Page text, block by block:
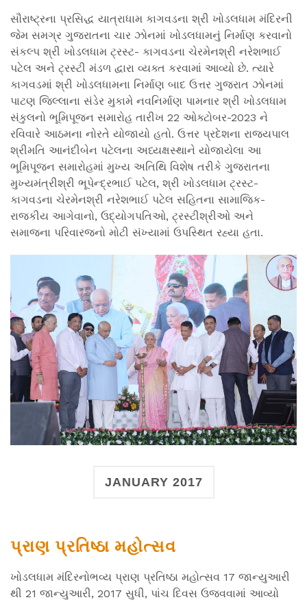
સૌરાષ્ટ્રના પ્રસિદ્ધ યાત્રાધામ કાગવડના શ્રી ખોડલધામ મંદિરની
જેમ સમગ્ર ગુજરાતના ચાર ઝોનમાં ખોડલધામનું નિર્માણ કરવાનો
સંકલ્પ શ્રી ખોડલધામ ટ્રસ્ટ- કાગવડના ચેરમેનશ્રી નરેશભાઈ
પટેલ અને ટ્રસ્ટી મંડળ દ્વારા વ્યક્ત કરવામાં આવ્યો છે. ત્યારે
કાગવડમાં શ્રી ખોડલધામના નિર્માણ બાદ ઉત્તર ગુજરાત ઝોનમાં
પાટણ જિલ્લાના સંડેર મુકામે નવનિર્માણ પામનાર શ્રી ખોડલધામ
સંકુલનો ભૂમિપૂજન સમારોહ તારીખ 22 ઓક્ટોબર-2023 ને
રવિવારે આઠમના નોરતે યોજાયો હતો. ઉત્તર પ્રદેશના રાજ્યપાલ
શ્રીમતિ આનંદીબેન પટેલના અધ્યક્ષસ્થાને યોજાયેલા આ
ભૂમિપૂજન સમારોહમાં મુખ્ય અતિથિ વિશેષ તરીકે ગુજરાતના
મુખ્યમંત્રીશ્રી ભૂપેન્દ્રભાઈ પટેલ, શ્રી ખોડલધામ ટ્રસ્ટ-
કાગવડના ચેરમેનશ્રી નરેશભાઈ પટેલ સહિતના સામાજિક-
રાજકીય આગેવાનો, ઉદ્યોગપતિઓ, ટ્રસ્ટીશ્રીઓ અને
સમાજના પરિવારજનો મોટી સંખ્યામાં ઉપસ્થિત રહ્યા હતા.
JANUARY 2017
પ્રાણ પ્રતિષ્ઠા મહોત્સવ
ખોડલધામ મંદિરનોભવ્ય પ્રાણ પ્રતિષ્ઠા મહોત્સવ 17 જાન્યુઆરી
થી 21 જાન્યુઆરી, 2017 સુધી, પાંચ દિવસ ઉજવવામાં આવ્યો